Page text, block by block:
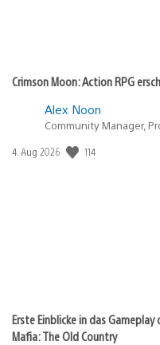
Crimson Moon: Action RPG
Alex Noon
Community Manager,
Veröffentlichungsdatum:
4. Aug 2026 114
Erste Einblicke in das
Mafia: The Old Country